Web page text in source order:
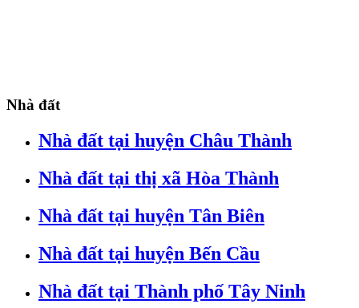
Nhà đất
Nhà đất tại huyện Châu Thành
Nhà đất tại thị xã Hòa Thành
Nhà đất tại huyện Tân Biên
Nhà đất tại huyện Bến Cầu
Nhà đất tại Thành phố Tây Ninh